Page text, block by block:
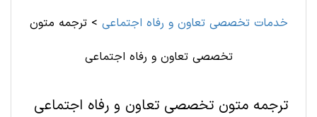
خدمات تخصصی تعاون و رفاه اجتماعی >ترجمه متون
تخصصی تعاون و رفاه اجتماعی
ترجمه متون تخصصی تعاون و رفاه اجتماعی